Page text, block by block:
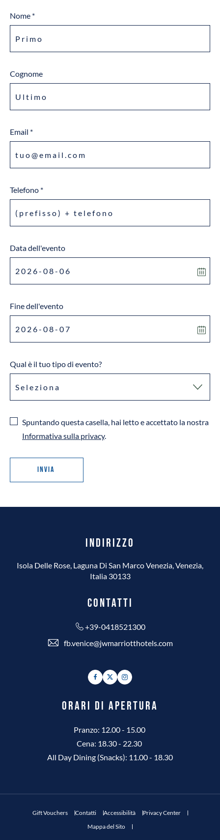
Nome *
Cognome
Email *
Telefono *
Data dell'evento
Fine dell'evento
Qual è il tuo tipo di evento?
Spuntando questa casella, hai letto e accettato la nostra
Informativa sulla privacy.
Invia
INDIRIZZO
Isola Delle Rose, Laguna Di San Marco Venezia, Venezia,
Italia 30133
CONTATTI
+39-0418521300
fb.venice@jwmarriotthotels.com
FacebookTwitterInstagram
ORARI DI APERTURA
Pranzo: 12.00 - 15.00
Cena: 18.30 - 22.30
All Day Dining (Snacks): 11.00 - 18.30
Gift Vouchers Contatti Accessibilità
Privacy Center
Mappa del Sito